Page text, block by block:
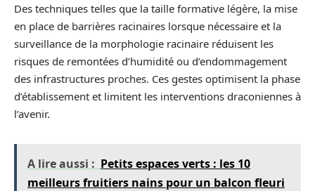
Des techniques telles que la taille formative légère, la mise
en place de barrières racinaires lorsque nécessaire et la
surveillance de la morphologie racinaire réduisent les
risques de remontées d’humidité ou d’endommagement
des infrastructures proches. Ces gestes optimisent la phase
d’établissement et limitent les interventions draconiennes à
l’avenir.
A lire aussi : Petits espaces verts : les 10
meilleurs fruitiers nains pour un balcon fleuri